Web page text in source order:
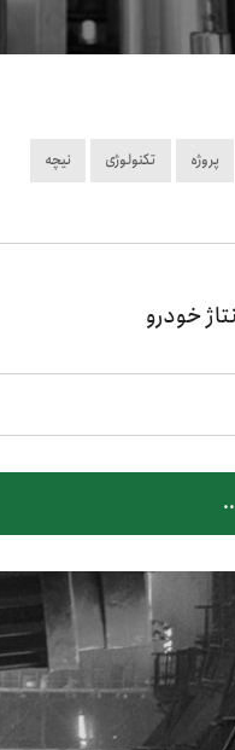
پروژه تکنولوژی نیچه
خودرو